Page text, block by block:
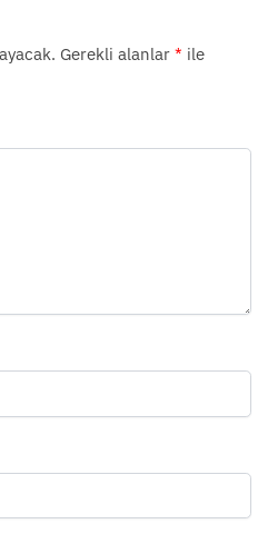
Gerekli alanlar * ile